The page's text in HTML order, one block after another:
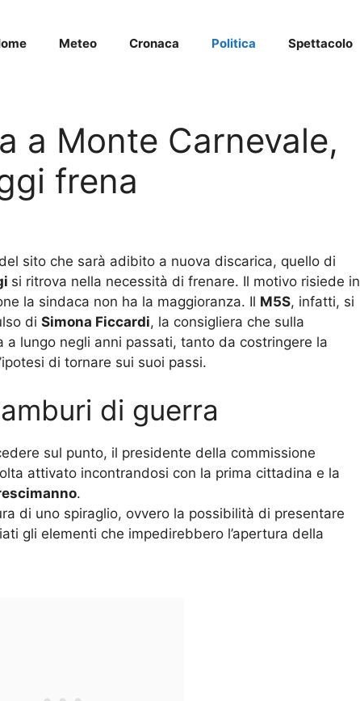
Meteo Cronaca Politica Spettacolo
a Monte Carnevale,
frena
sito che sarà adibito a nuova discarica, quello di
si ritrova nella necessità di frenare. Il motivo risiede in
la sindaca non ha la maggioranza. Il M5S, infatti, si
di Simona Ficcardi, la consigliera che sulla
a lungo negli anni passati, tanto da costringere la
di tornare sui suoi passi.
di guerra
sul punto, il presidente della commissione
attivato incontrandosi con la prima cittadina e la
.
di uno spiraglio, ovvero la possibilità di presentare
gli elementi che impedirebbero l’apertura della